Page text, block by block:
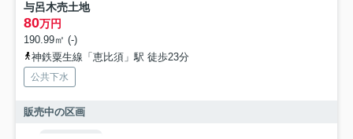
与呂木売土地
80万円
190.99㎡ (-)
神鉄粟生線「恵比須」駅 徒歩23分
公共下水
販売中の区画